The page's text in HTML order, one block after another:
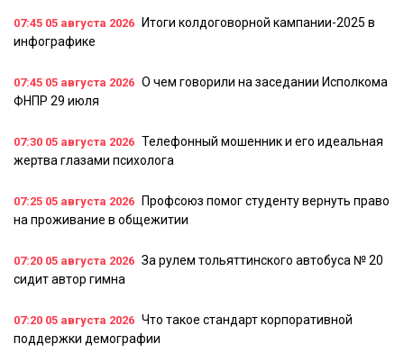
07:45 05 августа 2026
Итоги колдоговорной кампании-2025 в
инфографике
07:45 05 августа 2026 О чем говорили на заседании Исполкома
ФНПР 29 июля
07:30 05 августа 2026 Телефонный мошенник и его идеальная
жертва глазами психолога
07:25 05 августа 2026
Профсоюз помог студенту вернуть право
на проживание в общежитии
07:20 05 августа 2026 За рулем тольяттинского автобуса № 20
сидит автор гимна
07:20 05 августа 2026 Что такое стандарт корпоративной
поддержки демографии